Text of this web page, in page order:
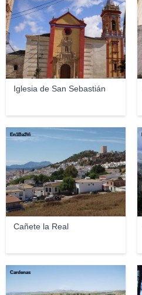
Iglesia de San Sebastián
Cañete la Real
En1Ba3Vi
Cardenas